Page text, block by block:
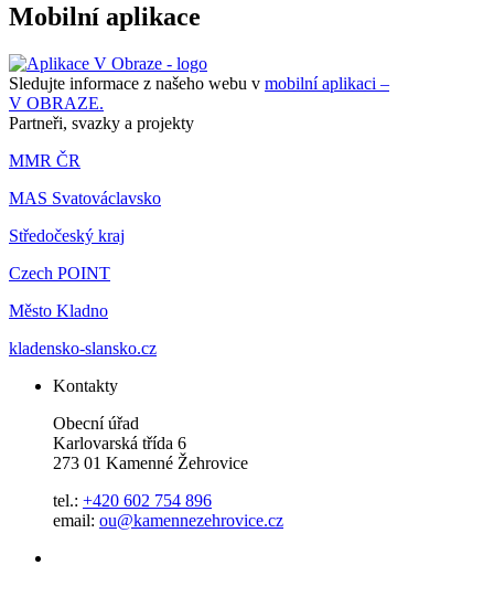
Mobilní aplikace
Sledujte informace z našeho webu v mobilní aplikaci –
V OBRAZE.
Partneři, svazky a projekty
MMR ČR
MAS Svatováclavsko
Středočeský kraj
Czech POINT
Město Kladno
kladensko-slansko.cz
Kontakty
Obecní úřad
Karlovarská třída 6
273 01 Kamenné Žehrovice
tel.: +420 602 754 896
email: ou@kamennezehrovice.cz